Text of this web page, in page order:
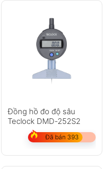
Đồng hồ đo độ sâu
Teclock DMD-252S2
Đã bán 393